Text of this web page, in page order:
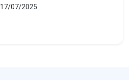
17/07/2025